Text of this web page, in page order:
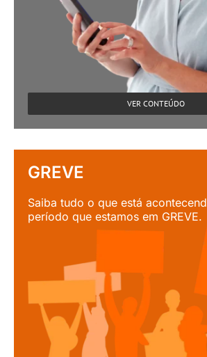
VER CONTEÚDO
GREVE
Saiba tudo o que está
período que estamos em GREVE.